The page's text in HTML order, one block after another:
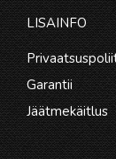
LISAINFO
Garantii
Jäätmekäitlus